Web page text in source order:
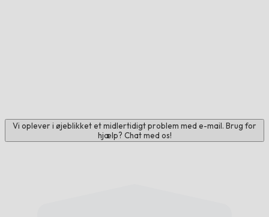
Vi oplever i øjeblikket et midlertidigt problem med e-mail. Brug for
hjælp? Chat med os!